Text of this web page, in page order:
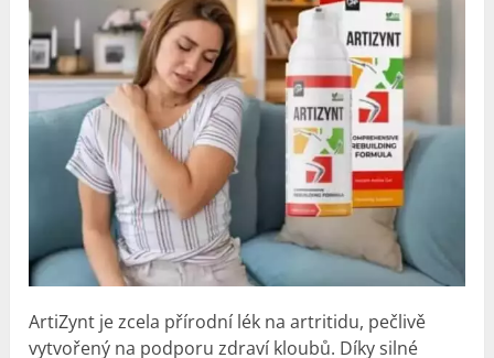
ArtiZynt je zcela přírodní lék na artritidu, pečlivě
vytvořený na podporu zdraví kloubů. Díky silné